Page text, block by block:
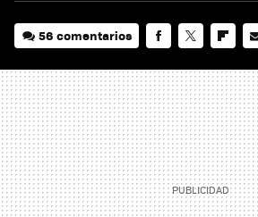
56 comentarios